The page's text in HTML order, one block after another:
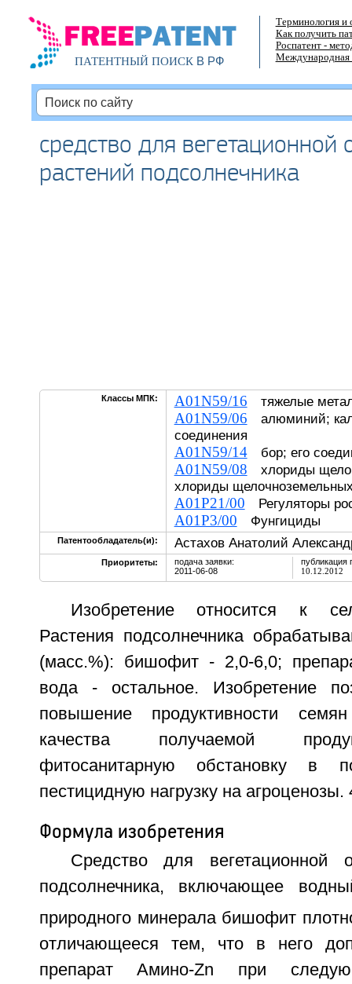
ПАТЕНТНЫЙ ПОИСКВ РФ
Терминология и
Как получить
Роспатент -
Международная
средство для вегетационной
растений подсолнечника
Классы МПК: A01N59/16 тяжелые
A01N59/06 алюминий;
соединения
A01N59/14бор; его
A01N59/08 хлориды
хлориды
A01P21/00 Регуляторы
A01P3/00 Фунгициды
Патентообладатель(и): Астахов Анатолий
Приоритеты:
подача заявки:
2011-06-08
публикация
10.12.2012
Изобретение относится к
Растения подсолнечника
(масс.%): бишофит - 2,0-6,0;
вода - остальное. Изобретение
повышение продуктивности
качества получаемой
фитосанитарную обстановку в
пестицидную нагрузку на агроценозы.
Формула изобретения
Средство для вегетационной
подсолнечника, включающее
природного минерала бишофит
отличающееся тем, что в него
препарат Амино-Zn при